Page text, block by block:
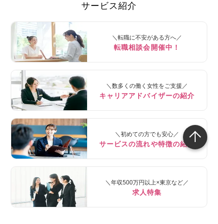
サービス紹介
＼転職に不安がある方へ／
転職相談会開催中！
＼数多くの働く女性をご支援／
キャリアアドバイザーの紹介
＼初めての方でも安心／
サービスの流れや特徴の紹介
＼年収500万円以上×東京など／
求人特集